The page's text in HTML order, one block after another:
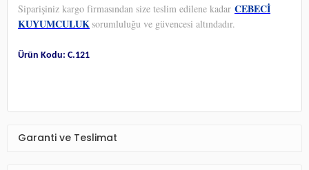
Siparişiniz kargo firmasından size teslim edilene kadar CEBECİ
KUYUMCULUKsorumluluğu ve güvencesi altındadır.
Ürün Kodu: C.121
Garanti ve Teslimat